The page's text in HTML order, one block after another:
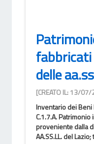
fabbricati
delle
[CREATO IL: 13/
Inventario dei Beni
C.1.7.A.
proveniente dalla
AA.SS.LL. del